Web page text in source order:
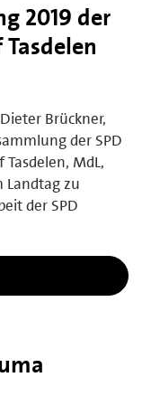
2019 der
Brückner,
der SPD
MdL,
Landtag zu
der SPD